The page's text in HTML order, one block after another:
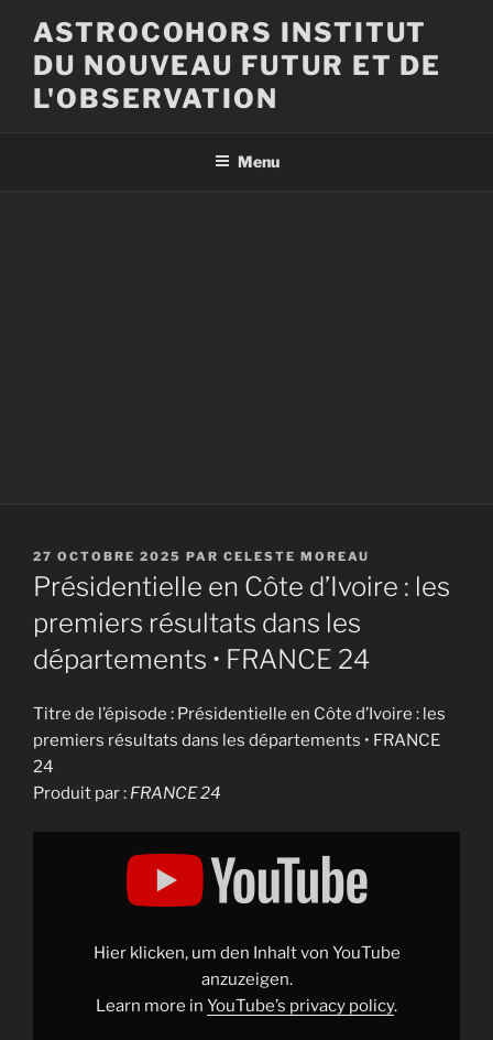
contenu
principal
ASTROCOHORS INSTITUT
DU NOUVEAU FUTUR ET DE
L'OBSERVATION
Menu
PUBLIÉ
LE
27 OCTOBRE 2025 PAR CELESTE MOREAU
Présidentielle en Côte d’Ivoire : les
premiers résultats dans les
départements • FRANCE 24
Titre de l’épisode : Présidentielle en Côte d’Ivoire : les
premiers résultats dans les départements • FRANCE
24
Produit par : FRANCE 24
Display
"Présidentielle
premiers
résultats
départements
Hier klicken, um den Inhalt von YouTube
anzuzeigen.
Learn more in YouTube’s privacy policy.